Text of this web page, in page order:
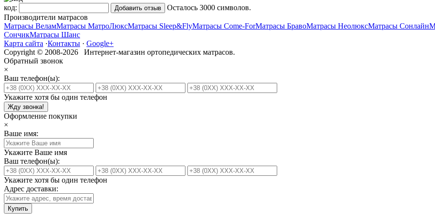
код: Осталось 3000 символов.
Производители матрасов
Матрасы ВеламМатрасы МатроЛюксМатрасы Sleep&FlyМатрасы Come-ForМатрасы БравоМатрасы НеолюксМатрасы Сонлайн
СончикМатрасы Шанс
Карта сайта ·Контакты · Google+
Copyright © 2008-2026 Интернет-магазин ортопедических матрасов.
Обратный звонок
×
Ваш телефон(ы):
Укажите хотя бы один телефон
Жду звонка!
Оформление покупки
×
Ваше имя:
Укажите Ваше имя
Ваш телефон(ы):
Укажите хотя бы один телефон
Адрес доставки:
Купить